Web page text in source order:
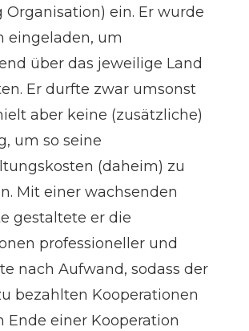
Organisation) ein. Er wurde
eingeladen, um
über das jeweilige Land
Er durfte zwar umsonst
aber keine (zusätzliche)
um so seine
(daheim) zu
Mit einer wachsenden
gestaltete er die
professioneller und
nach Aufwand, sodass der
bezahlten Kooperationen
Ende einer Kooperation